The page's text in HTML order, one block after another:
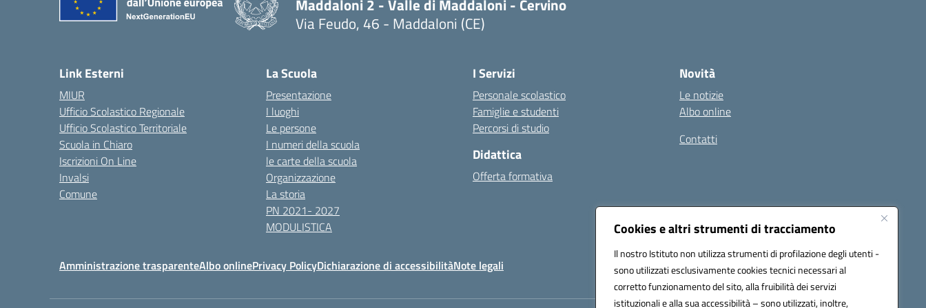
Cookies e altri strumenti di tracciamento
Il nostro Istituto non utilizza strumenti di profilazione degli utenti -
sono utilizzati esclusivamente cookies tecnici necessari al
corretto funzionamento del sito, alla fruibilità dei servizi
istituzionali e alla sua accessibilità – sono utilizzati, inoltre,
Maddaloni 2 - Valle di Maddaloni - Cervino
Via Feudo, 46 - Maddaloni (CE)
Link Esterni
MIUR
Ufficio Scolastico Regionale
Ufficio Scolastico Territoriale
Scuola in Chiaro
Iscrizioni On Line
Invalsi
Comune
La Scuola
Presentazione
I luoghi
Le persone
I numeri della scuola
le carte della scuola
Organizzazione
La storia
PN 2021- 2027
MODULISTICA
I Servizi
Personale scolastico
Famiglie e studenti
Percorsi di studio
Didattica
Offerta formativa
Novità
Le notizie
Albo online
Contatti
Amministrazione trasparenteAlbo onlinePrivacy PolicyDichiarazione di accessibilitàNote legali